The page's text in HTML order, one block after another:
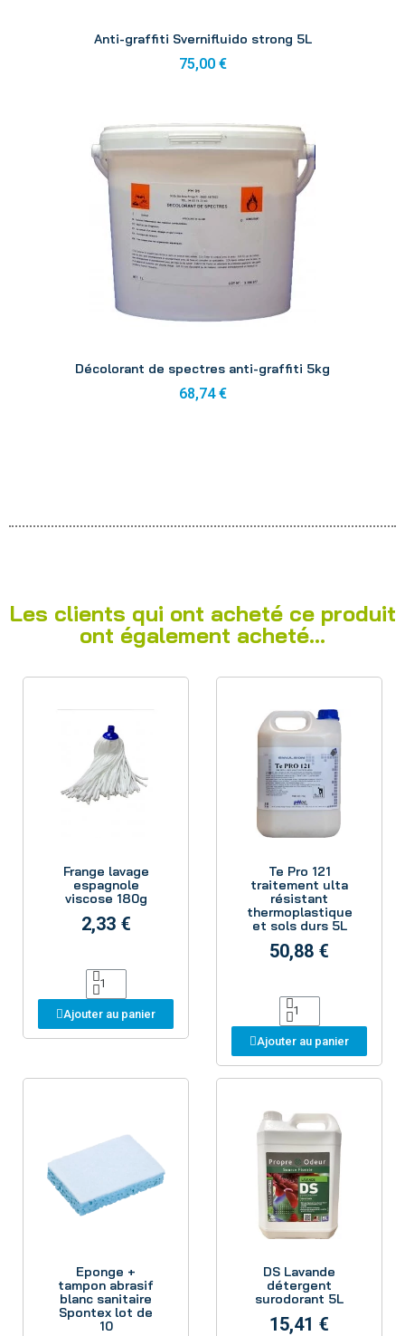
Anti-graffiti Svernifluido strong 5L
75,00 €
Décolorant de spectres anti-graffiti 5kg
68,74 €
Les clients qui ont acheté ce produit
ont également acheté...
Frange lavage
espagnole
viscose 180g
2,33 €
Ajouter au panier
Te Pro 121
traitement ulta
résistant
thermoplastique
et sols durs 5L
50,88 €
Ajouter au panier
Eponge +
tampon abrasif
blanc sanitaire
Spontex lot de
10
DS Lavande
détergent
surodorant 5L
15,41 €